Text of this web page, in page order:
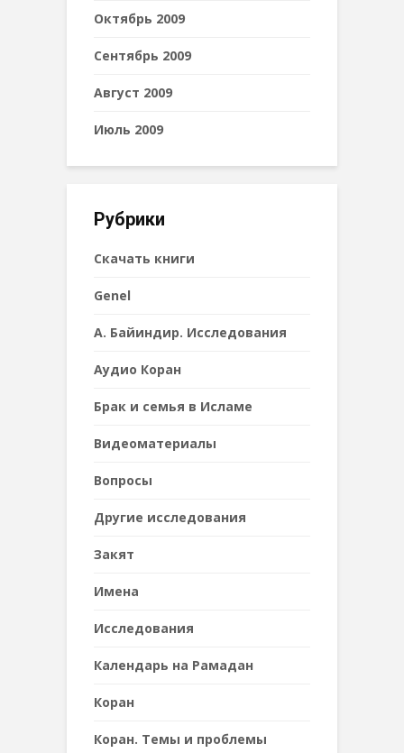
Октябрь 2009
Сентябрь 2009
Август 2009
Июль 2009
Рубрики
Cкачать книги
Genel
А. Байиндир. Исследования
Аудио Коран
Брак и семья в Исламе
Видеоматериалы
Вопросы
Другие исследования
Закят
Имена
Исследования
Календарь на Рамадан
Коран
Коран. Темы и проблемы